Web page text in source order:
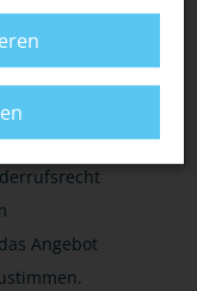
sein bei
und
Angebot